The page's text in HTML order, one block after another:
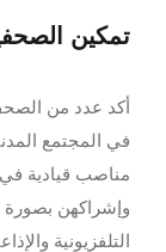
تمكين
أكد عدد من
في المجتمع
مناصب قيادية
وإشراكهن بصورة
التلفزيونية